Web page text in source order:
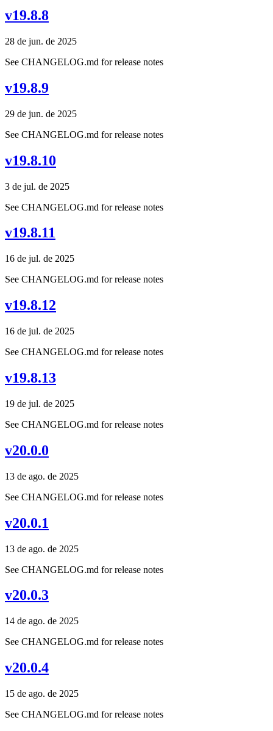
v19.8.8
28 de jun. de 2025
See CHANGELOG.md for release notes
v19.8.9
29 de jun. de 2025
See CHANGELOG.md for release notes
v19.8.10
3 de jul. de 2025
See CHANGELOG.md for release notes
v19.8.11
16 de jul. de 2025
See CHANGELOG.md for release notes
v19.8.12
16 de jul. de 2025
See CHANGELOG.md for release notes
v19.8.13
19 de jul. de 2025
See CHANGELOG.md for release notes
v20.0.0
13 de ago. de 2025
See CHANGELOG.md for release notes
v20.0.1
13 de ago. de 2025
See CHANGELOG.md for release notes
v20.0.3
14 de ago. de 2025
See CHANGELOG.md for release notes
v20.0.4
15 de ago. de 2025
See CHANGELOG.md for release notes